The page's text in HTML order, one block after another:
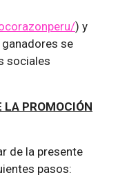
) y
se
sociales
LA PROMOCIÓN
de la presente
pasos: